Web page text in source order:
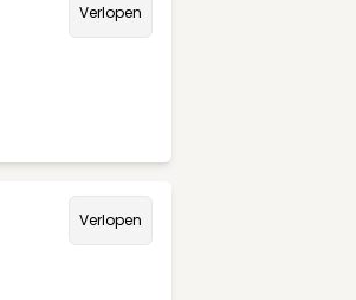
Verlopen
Verlopen